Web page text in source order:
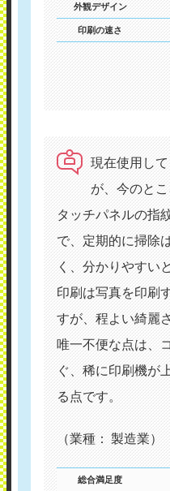
外観デザイン
印刷の速さ
現在使用し
が、今のとこ
タッチパネルの指
で、定期的に掃除
く、分かりやすい
印刷は写真を印刷
すが、程よい綺麗
唯一不便な点は、
ぐ、稀に印刷機が
る点です。
（業種： 製造業）
総合満足度